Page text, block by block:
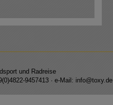
und Radreise
9457413 · e-Mail: info@toxy.de